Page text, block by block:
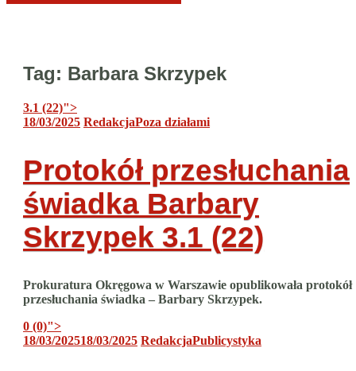
Tag: Barbara Skrzypek
3.1 (22)">
18/03/2025 RedakcjaPoza działami
Protokół przesłuchania
świadka Barbary
Skrzypek 3.1 (22)
Prokuratura Okręgowa w Warszawie opublikowała protokół
przesłuchania świadka – Barbary Skrzypek.
0 (0)">
18/03/202518/03/2025 RedakcjaPublicystyka